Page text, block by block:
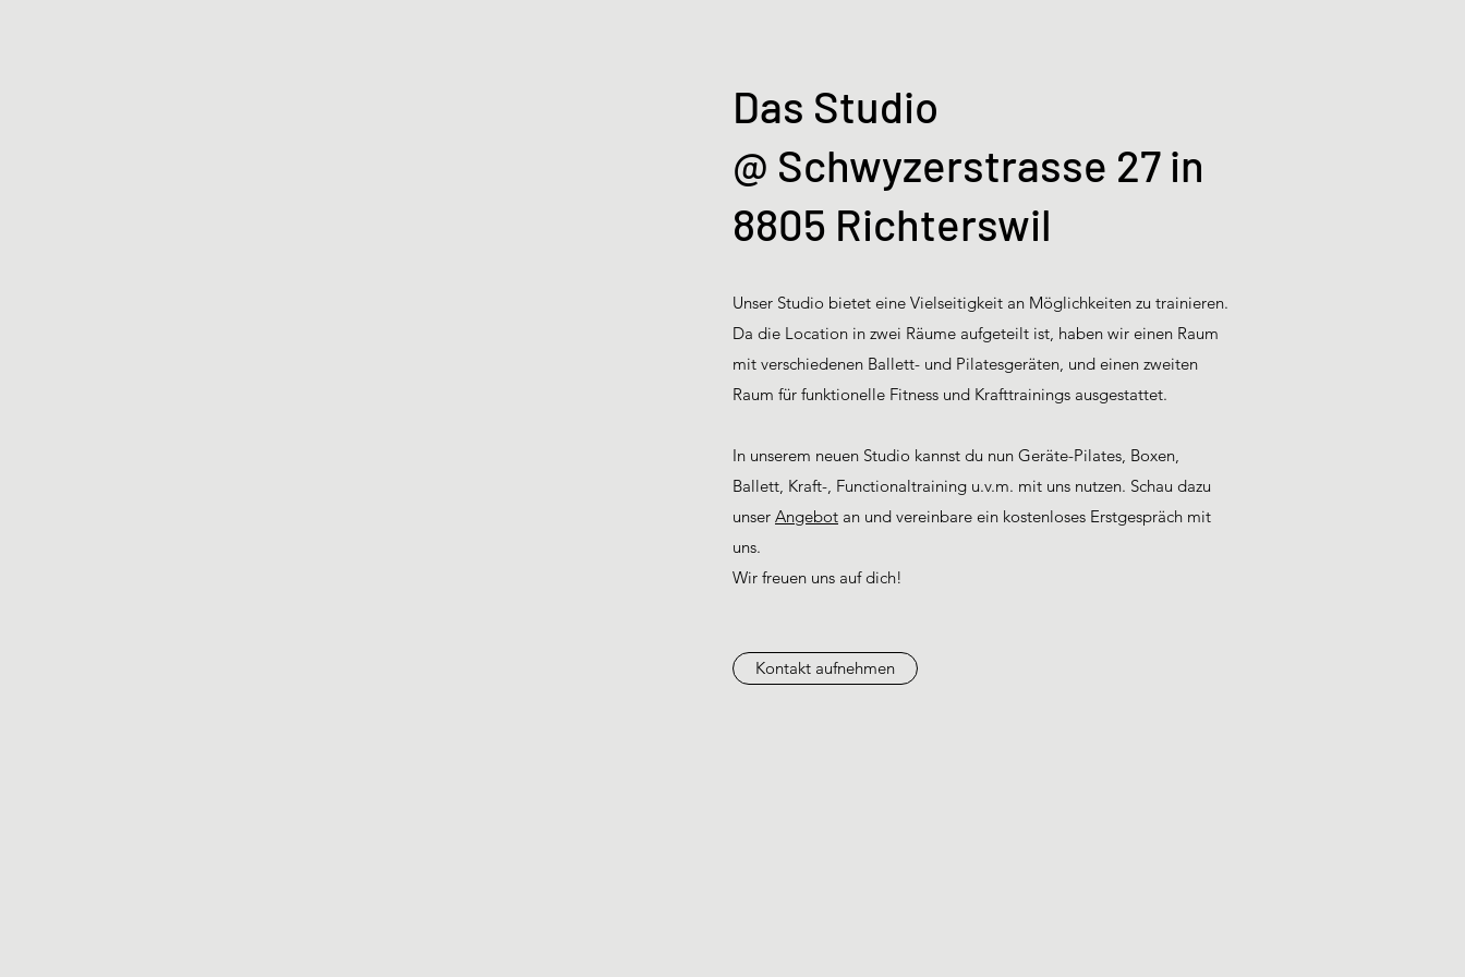
Das Studio
@ Schwyzerstrasse 27 in
8805 Richterswil
Unser Studio bietet eine Vielseitigkeit an Möglichkeiten zu trainieren.
Da die Location in zwei Räume aufgeteilt ist, haben wir einen Raum
mit verschiedenen Ballett- und Pilatesgeräten, und einen zweiten
Raum für funktionelle Fitness und Krafttrainings ausgestattet.
In unserem neuen Studio kannst du nun Geräte-Pilates, Boxen,
Ballett, Kraft-, Functionaltraining u.v.m. mit uns nutzen. Schau dazu
unser Angebot an und vereinbare ein kostenloses Erstgespräch mit
uns.
Wir freuen uns auf dich!
Kontakt aufnehmen